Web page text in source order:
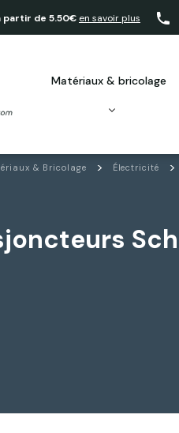
partir de 5.50€ en savoir plus
matériaux & bricolage
& Bricolage Électricité